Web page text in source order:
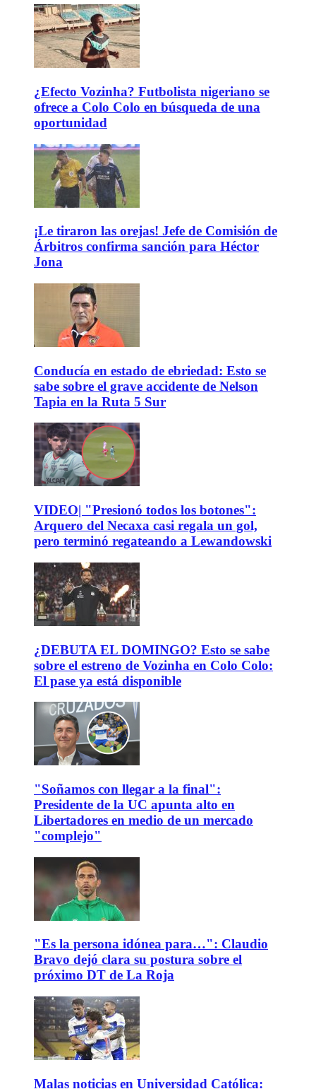
¿Efecto Vozinha? Futbolista nigeriano se
ofrece a Colo Colo en búsqueda de una
oportunidad
¡Le tiraron las orejas! Jefe de Comisión de
Árbitros confirma sanción para Héctor
Jona
Conducía en estado de ebriedad: Esto se
sabe sobre el grave accidente de Nelson
Tapia en la Ruta 5 Sur
VIDEO| "Presionó todos los botones":
Arquero del Necaxa casi regala un gol,
pero terminó regateando a Lewandowski
¿DEBUTA EL DOMINGO? Esto se sabe
sobre el estreno de Vozinha en Colo Colo:
El pase ya está disponible
"Soñamos con llegar a la final":
Presidente de la UC apunta alto en
Libertadores en medio de un mercado
"complejo"
"Es la persona idónea para…": Claudio
Bravo dejó clara su postura sobre el
próximo DT de La Roja
Malas noticias en Universidad Católica: